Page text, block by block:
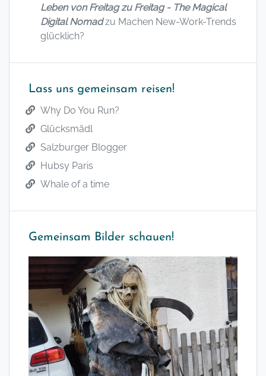
Leben von Freitag zu Freitag - The Magical
Digital Nomadzu Machen New-Work-Trends
glücklich?
Lass uns gemeinsam reisen!
Why Do You Run?
Glücksmädl
Salzburger Blogger
Hubsy Paris
Whale of a time
Gemeinsam Bilder schauen!